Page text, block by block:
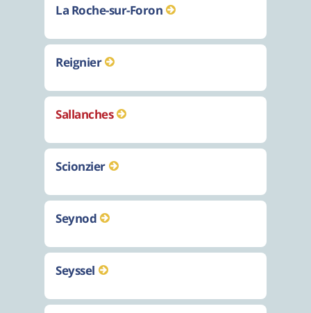
La Roche-sur-Foron
Reignier
Sallanches
Scionzier
Seynod
Seyssel